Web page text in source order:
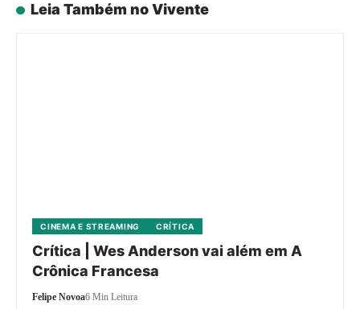
Leia Também no Vivente
CINEMA E STREAMING CRÍTICA
Crítica | Wes Anderson vai além em A
Crônica Francesa
Felipe Novoa6 Min Leitura